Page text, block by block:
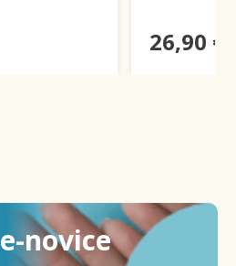
26,90 €
e-novice